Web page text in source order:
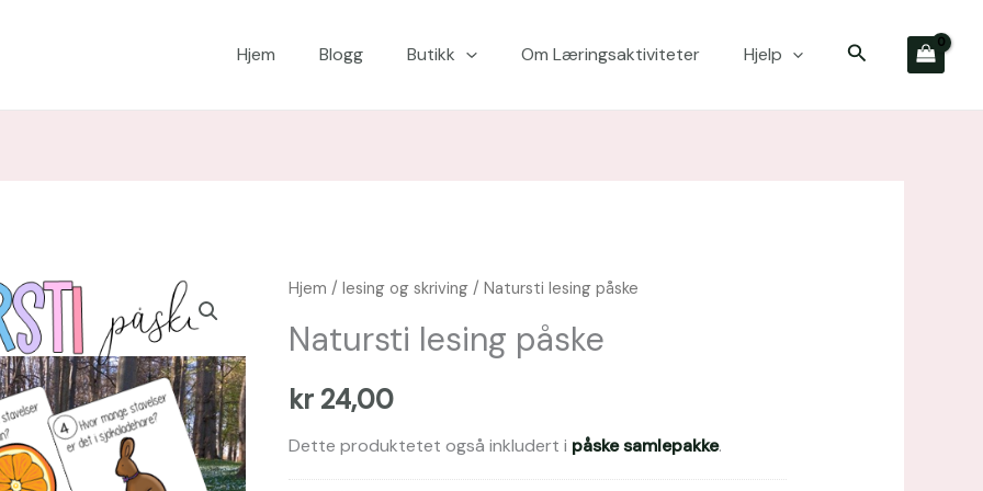
Hjem Blogg Butikk Om Læringsaktiviteter Hjelp Søk
Hjem /lesing og skriving / Natursti lesing påske
Natursti lesing påske
kr 24,00
Dette produktetet også inkludert i påske samlepakke.
Natursti
påske
antall